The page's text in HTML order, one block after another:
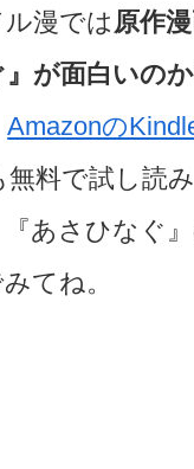
漫では 原作
』が面白いの
Amazonの
無料で試し読
あさひなぐ
てね。